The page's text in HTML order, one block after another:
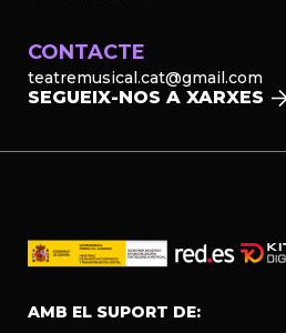
CONTACTE
teatremusical.cat@gmail.com
SEGUEIX-NOS A XARXES
AMB EL SUPORT DE: